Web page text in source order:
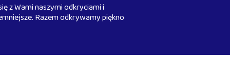
z Wami naszymi odkryciami i
Razem odkrywamy piękno